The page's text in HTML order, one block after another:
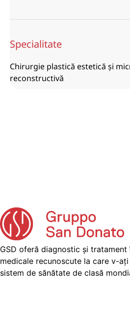
Specialitate
Chirurgie plastică estetică și
reconstructivă
GSD oferă diagnostic și
medicale recunoscute la care v-
sistem de sănătate de clasă